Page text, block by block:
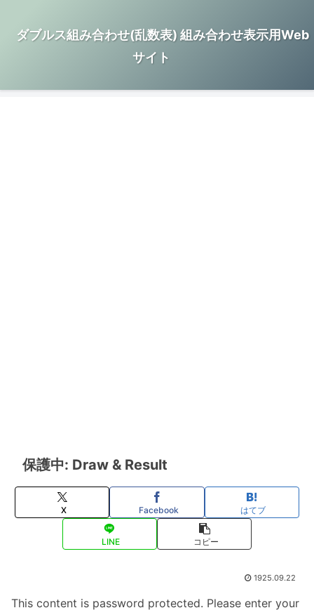
ダブルス組み合わせ(乱数表) 組み合わせ表示用Web
サイト
保護中: Draw & Result
X Facebook はてブ
LINE コピー
1925.09.22
This content is password protected. Please enter your